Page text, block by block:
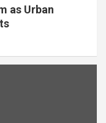
as Urban